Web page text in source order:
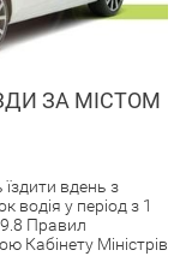
ЗА МІСТОМ
вдень з
водія у період з 1
Правил
Кабінету Міністрів